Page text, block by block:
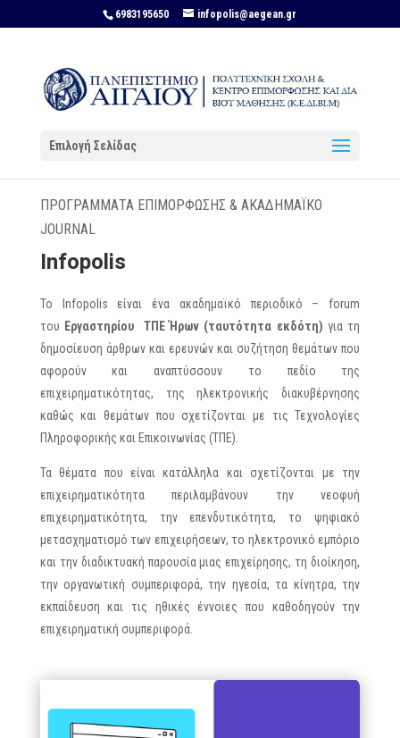
6983195650 infopolis@aegean.gr
Επιλογή Σελίδας
ΠΡΟΓΡΑΜΜΑΤΑ ΕΠΙΜΟΡΦΩΣΗΣ & ΑΚΑΔΗΜΑΪΚΟ
JOURNAL
Infopolis
Το Infopolis είναι ένα ακαδημαϊκό περιοδικό – forum
του Εργαστηρίου ΤΠΕ Ήρων (ταυτότητα εκδότη) για τη
δημοσίευση άρθρων και ερευνών και συζήτηση θεμάτων που
αφορούν και αναπτύσσουν το πεδίο της
επιχειρηματικότητας, της ηλεκτρονικής διακυβέρνησης
καθώς και θεμάτων που σχετίζονται με τις Τεχνολογίες
Πληροφορικής και Επικοινωνίας (ΤΠΕ).
Τα θέματα που είναι κατάλληλα και σχετίζονται με την
επιχειρηματικότητα περιλαμβάνουν την νεοφυή
επιχειρηματικότητα, την επενδυτικότητα, το ψηφιακό
μετασχηματισμό των επιχειρήσεων, το ηλεκτρονικό εμπόριο
και την διαδικτυακή παρουσία μιας επιχείρησης, τη διοίκηση,
την οργανωτική συμπεριφορά, την ηγεσία, τα κίνητρα, την
εκπαίδευση και τις ηθικές έννοιες που καθοδηγούν την
επιχειρηματική συμπεριφορά.